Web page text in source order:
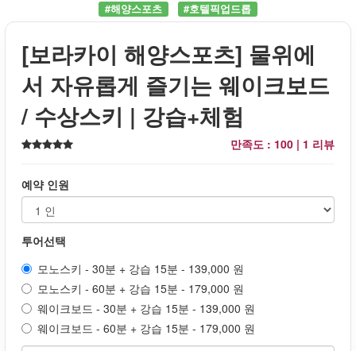
#해양스포츠
#호텔픽업드롭
[보라카이 해양스포츠] 물위에
서 자유롭게 즐기는 웨이크보드
/ 수상스키 | 강습+체험
만족도 : 100 | 1 리뷰
예약 인원
투어선택
모노스키 - 30분 + 강습 15분 - 139,000 원
모노스키 - 60분 + 강습 15분 - 179,000 원
웨이크보드 - 30분 + 강습 15분 - 139,000 원
웨이크보드 - 60분 + 강습 15분 - 179,000 원